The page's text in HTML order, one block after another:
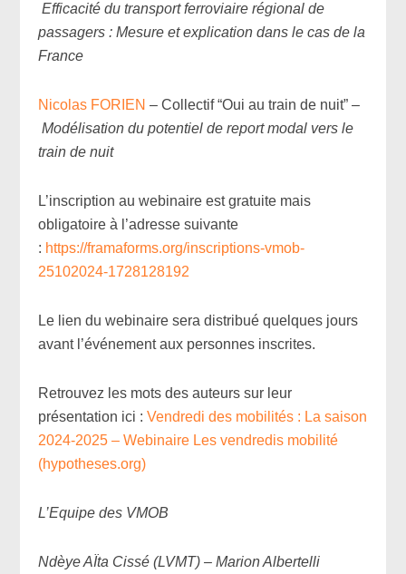
Efficacité du transport ferroviaire régional de
passagers : Mesure et explication dans le cas de la
France
Nicolas FORIEN – Collectif “Oui au train de nuit” –
Modélisation du potentiel de report modal vers le
train de nuit
L’inscription au webinaire est gratuite mais
obligatoire à l’adresse suivante
: https://framaforms.org/inscriptions-vmob-
25102024-1728128192
Le lien du webinaire sera distribué quelques jours
avant l’événement aux personnes inscrites.
Retrouvez les mots des auteurs sur leur
présentation ici :Vendredi des mobilités : La saison
2024-2025 – Webinaire Les vendredis mobilité
(hypotheses.org)
L’Equipe des VMOB
Ndèye AÏta Cissé (LVMT) – Marion Albertelli